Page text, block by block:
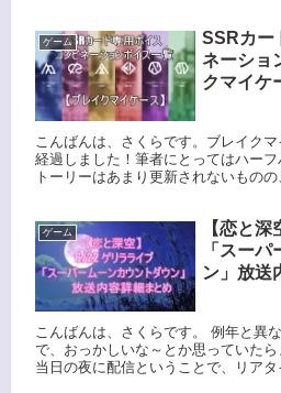
ゲーム
SSRカー
ネーショ
クマイケ
こんばんは、さくらです。ブレイク
経過しました！筆者にとってはハー
トーリーはあまり更新されないもの
ゲーム
【恋と
「スー
ン」放送
こんばんは、さくらです。 例年と異
で、おっかしいな～とか思っていた
当日の夜に配信ということで、リア